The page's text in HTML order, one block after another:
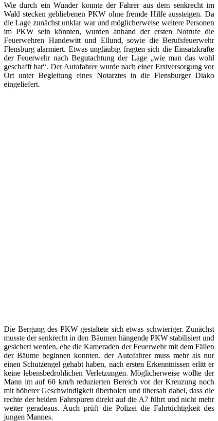
Wie durch ein Wunder konnte der Fahrer aus dem senkrecht im
Wald stecken gebliebenen PKW ohne fremde Hilfe aussteigen. Da
die Lage zunächst unklar war und möglicherweise weitere Personen
im PKW sein könnten, wurden anhand der ersten Notrufe die
Feuerwehren Handewitt und Ellund, sowie die Berufsfeuerwehr
Flensburg alarmiert. Etwas ungläubig fragten sich die Einsatzkräfte
der Feuerwehr nach Begutachtung der Lage „wie man das wohl
geschafft hat“. Der Autofahrer wurde nach einer Erstversorgung vor
Ort unter Begleitung eines Notarztes in die Flensburger Diako
eingeliefert.
Die Bergung des PKW gestaltete sich etwas schwieriger. Zunächst
musste der senkrecht in den Bäumen hängende PKW stabilisiert und
gesichert werden, ehe die Kameraden der Feuerwehr mit dem Fällen
der Bäume beginnen konnten. der Autofahrer muss mehr als nur
einen Schutzengel gehabt haben, nach ersten Erkenntnissen erlitt er
keine lebensbedrohlichen Verletzungen. Möglicherweise wollte der
Mann im auf 60 km/h reduzierten Bereich vor der Kreuzung noch
mit höherer Geschwindigkeit überholen und übersah dabei, dass die
rechte der beiden Fahrspuren direkt auf die A7 führt und nicht mehr
weiter geradeaus. Auch prüft die Polizei die Fahrtüchtigkeit des
jungen Mannes.